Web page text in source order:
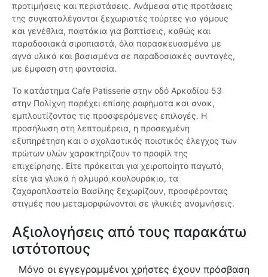
προτιμήσεις και περιστάσεις. Ανάμεσα στις προτάσεις
της συγκαταλέγονται ξεχωριστές τούρτες για γάμους
και γενέθλια, παστάκια για βαπτίσεις, καθώς και
παραδοσιακά σιροπιαστά, όλα παρασκευασμένα με
αγνά υλικά και βασισμένα σε παραδοσιακές συνταγές,
με έμφαση στη φαντασία.
Το κατάστημα Cafe Patisserie στην οδό Αρκαδίου 53
στην Πολίχνη παρέχει επίσης ροφήματα και σνακ,
εμπλουτίζοντας τις προσφερόμενες επιλογές. Η
προσήλωση στη λεπτομέρεια, η προσεγμένη
εξυπηρέτηση και ο σχολαστικός ποιοτικός έλεγχος των
πρώτων υλών χαρακτηρίζουν το προφίλ της
επιχείρησης. Είτε πρόκειται για χειροποίητο παγωτό,
είτε για γλυκά ή αλμυρά κουλουράκια, τα
ζαχαροπλαστεία Βασίλης ξεχωρίζουν, προσφέροντας
στιγμές που μεταμορφώνονται σε γλυκιές αναμνήσεις.
Αξιολογήσεις από τους παρακάτω
ιστότοπους
Μόνο οι εγγεγραμμένοι χρήστες έχουν πρόσβαση